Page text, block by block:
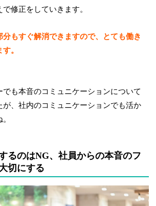
修正をしていきます。
分もすぐ解消できますので、とても働き
。
も本音のコミュニケーションについて
が、社内のコミュニケーションでも活か
るのはNG、社員からの本音のフ
切にする